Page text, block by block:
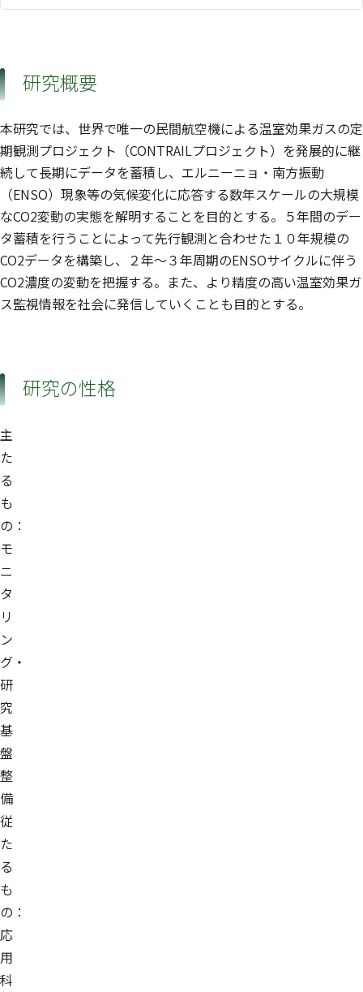
研究概要
本研究では、世界で唯一の民間航空機による温室効果ガスの定
期観測プロジェクト（CONTRAILプロジェクト）を発展的に継
続して長期にデータを蓄積し、エルニーニョ・南方振動
（ENSO）現象等の気候変化に応答する数年スケールの大規模
なCO2変動の実態を解明することを目的とする。５年間のデー
タ蓄積を行うことによって先行観測と合わせた１０年規模の
CO2データを構築し、２年〜３年周期のENSOサイクルに伴う
CO2濃度の変動を把握する。また、より精度の高い温室効果ガ
ス監視情報を社会に発信していくことも目的とする。
研究の性格
主
た
る
も
の：
モ
ニ
タ
リ
ン
グ・
研
究
基
盤
整
備
従
た
る
も
の：
応
用
科